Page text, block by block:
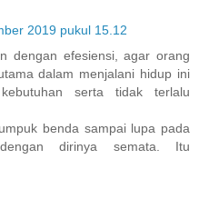
2019 pukul 15.12
dengan efesiensi, agar orang
dalam menjalani hidup ini
serta tidak terlalu
benda sampai lupa pada
dirinya semata. Itu